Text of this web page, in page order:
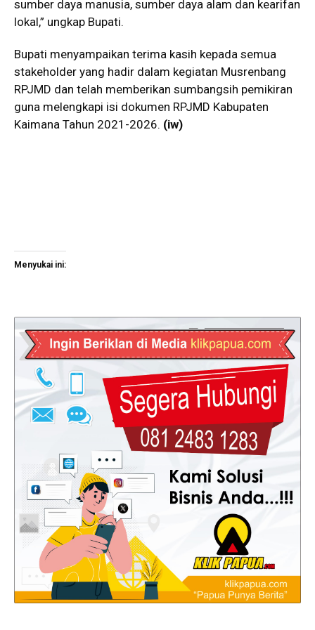
sumber daya manusia, sumber daya alam dan kearifan
lokal,” ungkap Bupati.
Bupati menyampaikan terima kasih kepada semua
stakeholder yang hadir dalam kegiatan Musrenbang
RPJMD dan telah memberikan sumbangsih pemikiran
guna melengkapi isi dokumen RPJMD Kabupaten
Kaimana Tahun 2021-2026. (iw)
Menyukai ini: